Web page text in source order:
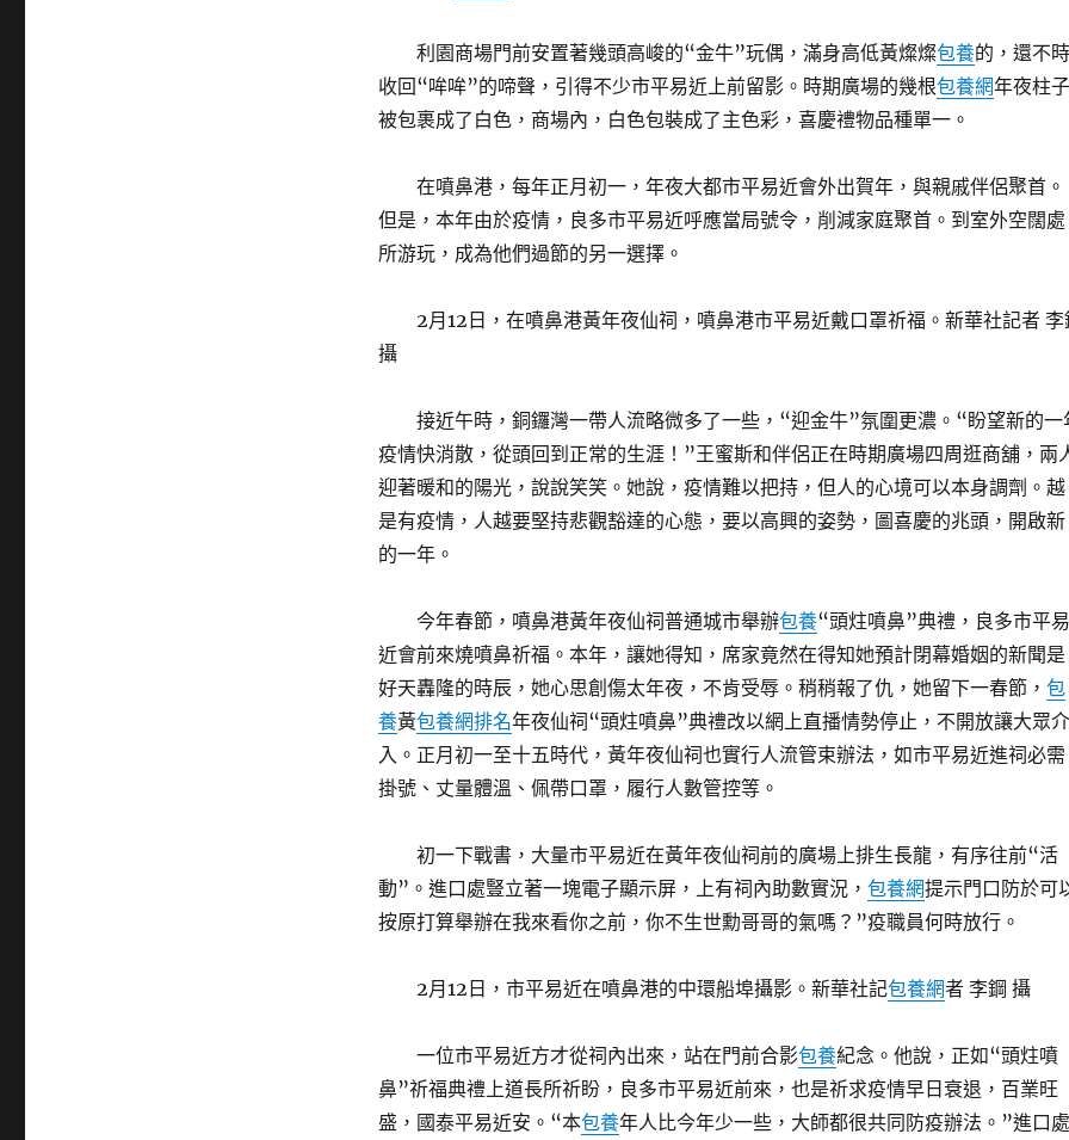
利園商場門前安置著幾頭高峻的“金牛”玩偶，滿身高低黃燦燦包養的，還不時
收回“哞哞”的啼聲，引得不少市平易近上前留影。時期廣場的幾根包養網年夜柱子
被包裹成了白色，商場內，白色包裝成了主色彩，喜慶禮物品種單一。
在噴鼻港，每年正月初一，年夜大都市平易近會外出賀年，與親戚伴侶聚首。
但是，本年由於疫情，良多市平易近呼應當局號令，削減家庭聚首。到室外空闊處
所游玩，成為他們過節的另一選擇。
2月12日，在噴鼻港黃年夜仙祠，噴鼻港市平易近戴口罩祈福。新華社記者 李
攝
接近午時，銅鑼灣一帶人流略微多了一些，“迎金牛”氛圍更濃。“盼望新的一
疫情快消散，從頭回到正常的生涯！”王蜜斯和伴侶正在時期廣場四周逛商舖，兩
迎著暖和的陽光，說說笑笑。她說，疫情難以把持，但人的心境可以本身調劑。越
是有疫情，人越要堅持悲觀豁達的心態，要以高興的姿勢，圖喜慶的兆頭，開啟新
的一年。
今年春節，噴鼻港黃年夜仙祠普通城市舉辦包養“頭炷噴鼻”典禮，良多市平易
近會前來燒噴鼻祈福。本年，讓她得知，席家竟然在得知她預計閉幕婚姻的新聞是
好天轟隆的時辰，她心思創傷太年夜，不肯受辱。稍稍報了仇，她留下一春節， 包
養黃包養網排名年夜仙祠“頭炷噴鼻”典禮改以網上直播情勢停止，不開放讓大眾介
入。正月初一至十五時代，黃年夜仙祠也實行人流管束辦法，如市平易近進祠必需
掛號、丈量體溫、佩帶口罩，履行人數管控等。
初一下戰書，大量市平易近在黃年夜仙祠前的廣場上排生長龍，有序往前“活
動”。進口處豎立著一塊電子顯示屏，上有祠內助數實況， 包養網提示門口防於可
按原打算舉辦在我來看你之前，你不生世勳哥哥的氣嗎？”疫職員何時放行。
2月12日，市平易近在噴鼻港的中環船埠攝影。新華社記包養網者 李鋼 攝
一位市平易近方才從祠內出來，站在門前合影包養紀念。他說，正如“頭炷噴
鼻”祈福典禮上道長所祈盼，良多市平易近前來，也是祈求疫情早日衰退，百業旺
盛，國泰平易近安。“本包養年人比今年少一些，大師都很共同防疫辦法。”進口處